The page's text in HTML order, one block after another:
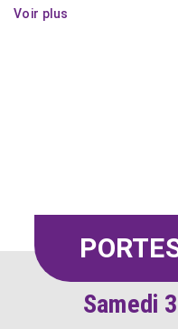
Voir plus
Samedi